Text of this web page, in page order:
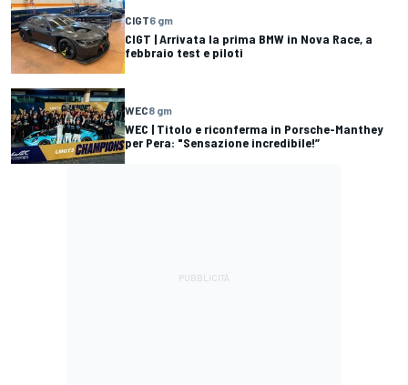
CIGT6 gm
CIGT | Arrivata la prima BMW in Nova Race, a
febbraio test e piloti
WEC8 gm
WEC | Titolo e riconferma in Porsche-Manthey
per Pera: "Sensazione incredibile!”